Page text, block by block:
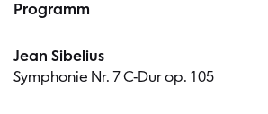
Programm
Jean Sibelius
Symphonie Nr. 7 C-Dur op. 105